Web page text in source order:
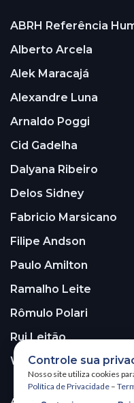
ABRH Referência
Alberto Arcela
Alek Maracajá
Alexandre Luna
Arnaldo Poggi
Cid Gadelha
Dalyana Ribeiro
Delos Sidney
Fabricio Marsicano
Filipe Andson
Paulo Amilton
Ramalho Leite
Rômulo Polari
Rui Leitão
Walter Santos
Controle sua
Nosso site utiliza cookies
Política de Privacidade –